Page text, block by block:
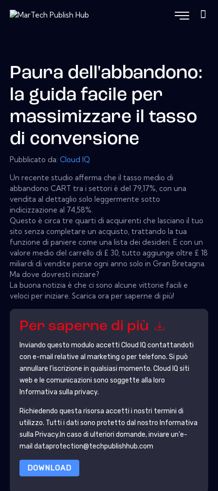
Paura dell'abbandono:
la guida facile per
massimizzare il tasso
di conversione
Pubblicato da: Cloud IQ
Un recente studio afferma che il tasso medio di
abbandono CART tra i settori è del 79,17%, con una
vendita al dettaglio solo leggermente sotto
indicizzazione al 74,58%.
Questo è circa tre quarti di acquirenti che lasciano il tuo
sito senza completare un acquisto, trattando la tua
funzione di paniere come una lista dei desideri. E con un
valore medio del carrello di £ 30, tutto aggiunge oltre £ 18
miliardi di vendite perse ogni anno solo in Gran Bretagna.
Ma dove dovresti iniziare?
La buona notizia è che ci sono alcune vittorie facili e
veloci per iniziare. Scarica ora per saperne di più!
Per saperne di più
Inviando questo modulo accetti Cloud IQ contattandoti
con e-mail relative al marketing o per telefono. Si può
annullare l'iscrizione in qualsiasi momento. Cloud IQ siti
web e le comunicazioni sono soggette alla loro
Informativa sulla privacy.
Richiedendo questa risorsa accetti i nostri termini di
utilizzo. Tutti i dati sono protetto dal nostro Informativa
sulla Privacy.In caso di ulteriori domande, inviare un'e-
mail dataprotection@techpublishhub.com
DOWNLOAD